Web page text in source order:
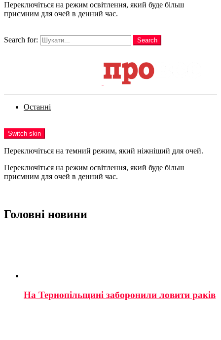
Переключіться на режим освітлення, який буде більш
приємним для очей в денний час.
Search for:
Search
Останні
Switch skin
Переключіться на темний режим, який ніжніший для очей.
Переключіться на режим освітлення, який буде більш
приємним для очей в денний час.
Головні новини
На Тернопільщині заборонили ловити раків